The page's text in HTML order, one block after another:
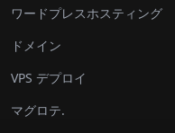
ワードプレスホスティング
ドメイン
VPS デプロイ
マグロテ.